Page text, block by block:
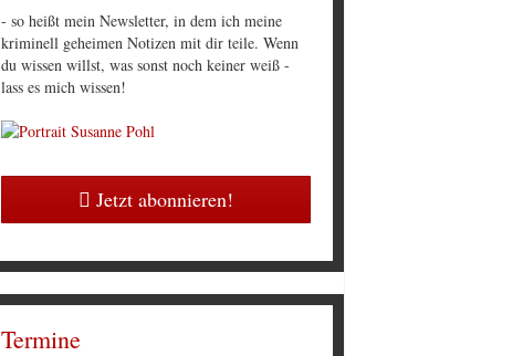
- so heißt mein Newsletter, in dem ich meine
kriminell geheimen Notizen mit dir teile. Wenn
du wissen willst, was sonst noch keiner weiß -
lass es mich wissen!
Jetzt abonnieren!
Termine